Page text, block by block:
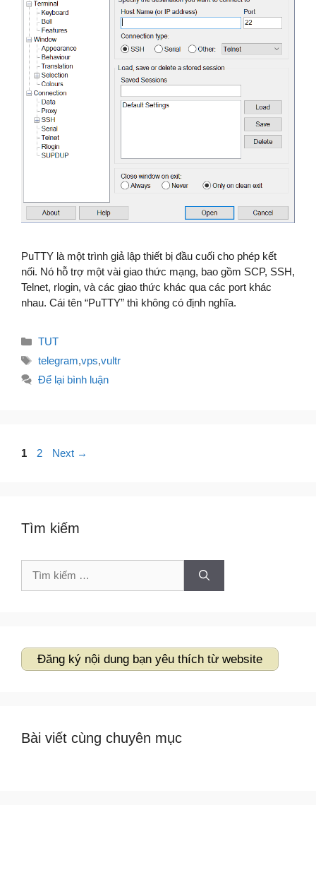
PuTTY là một trình giả lập thiết bị đầu cuối cho phép kết
nối. Nó hỗ trợ một vài giao thức mạng, bao gồm SCP, SSH,
Telnet, rlogin, và các giao thức khác qua các port khác
nhau. Cái tên “PuTTY” thì không có định nghĩa.
Danh
mục
TUT
Thẻ
telegram,vps,vultr
Để lại bình luận
Điều
Page
1 Page
2 Next →
Tìm kiếm
Tìm
Đăng ký nội dung bạn yêu thích từ website
Bài viết cùng chuyên mục